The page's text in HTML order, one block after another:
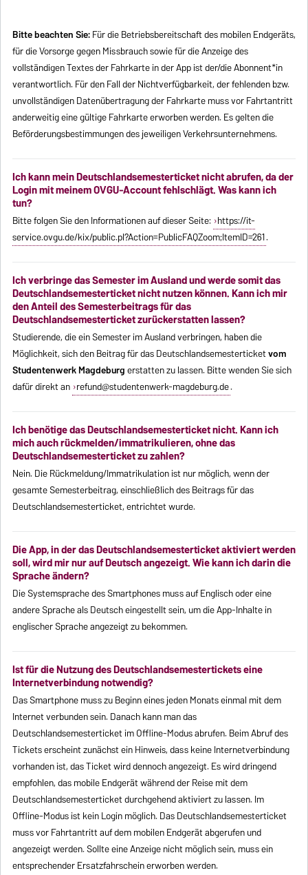
Bitte beachten Sie:Für die Betriebsbereitschaft des mobilen Endgeräts,
für die Vorsorge gegen Missbrauch sowie für die Anzeige des
vollständigen Textes der Fahrkarte in der App ist der/die Abonnent*in
verantwortlich. Für den Fall der Nichtverfügbarkeit, der fehlenden bzw.
unvollständigen Datenübertragung der Fahrkarte muss vor Fahrtantritt
anderweitig eine gültige Fahrkarte erworben werden. Es gelten die
Beförderungsbestimmungen des jeweiligen Verkehrsunternehmens.
Ich kann mein Deutschlandsemesterticket nicht abrufen, da der
Login mit meinem OVGU-Account fehlschlägt. Was kann ich
tun?
Bitte folgen Sie den Informationen auf dieser Seite: https://it-
service.ovgu.de/kix/public.pl?Action=PublicFAQZoom;ItemID=261.
Ich verbringe das Semester im Ausland und werde somit das
Deutschlandsemesterticket nicht nutzen können. Kann ich mir
den Anteil des Semesterbeitrags für das
Deutschlandsemesterticket zurückerstatten lassen?
Studierende, die ein Semester im Ausland verbringen, haben die
Möglichkeit, sich den Beitrag für das Deutschlandsemesterticketvom
Studentenwerk Magdeburgerstatten zu lassen. Bitte wenden Sie sich
dafür direkt an refund@studentenwerk-magdeburg.de.
Ich benötige das Deutschlandsemesterticket nicht. Kann ich
mich auch rückmelden/immatrikulieren, ohne das
Deutschlandsemesterticket zu zahlen?
Nein. Die Rückmeldung/Immatrikulation ist nur möglich, wenn der
gesamte Semesterbeitrag, einschließlich des Beitrags für das
Deutschlandsemesterticket, entrichtet wurde.
Die App, in der das Deutschlandsemesterticket aktiviert werden
soll, wird mir nur auf Deutsch angezeigt. Wie kann ich darin die
Sprache ändern?
Die Systemsprache des Smartphones muss auf Englisch oder eine
andere Sprache als Deutsch eingestellt sein, um die App-Inhalte in
englischer Sprache angezeigt zu bekommen.
Ist für die Nutzung des Deutschlandsemestertickets eine
Internetverbindung notwendig?
Das Smartphone muss zu Beginn eines jeden Monats einmal mit dem
Internet verbunden sein. Danach kann man das
Deutschlandsemesterticket im Offline-Modus abrufen. Beim Abruf des
Tickets erscheint zunächst ein Hinweis, dass keine Internetverbindung
vorhanden ist, das Ticket wird dennoch angezeigt. Es wird dringend
empfohlen, das mobile Endgerät während der Reise mit dem
Deutschlandsemesterticket durchgehend aktiviert zu lassen. Im
Offline-Modus ist kein Login möglich. Das Deutschlandsemesterticket
muss vor Fahrtantritt auf dem mobilen Endgerät abgerufen und
angezeigt werden. Sollte eine Anzeige nicht möglich sein, muss ein
entsprechender Ersatzfahrschein erworben werden.